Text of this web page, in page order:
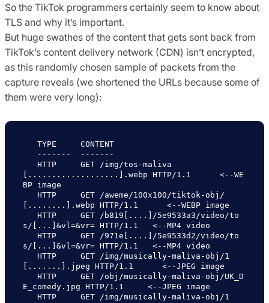
So the TikTok programmers certainly seem to know about
TLS and why it’s important.
But huge swathes of the content that gets sent back from
TikTok’s content delivery network (CDN) isn’t encrypted,
as this randomly chosen sample of packets from the
capture reveals (we shortened the URLs because some of
them were very long):
[...................].webp HTTP/1.1      <--WE
BP image
[........].webp HTTP/1.1      <--WEBP image
s/[...]&vl=&vr= HTTP/1.1   <--MP4 video
s/[...]&vl=&vr= HTTP/1.1   <--MP4 video
[.......].jpeg HTTP/1.1      <--JPEG image
E_comedy.jpg HTTP/1.1     <--JPEG image